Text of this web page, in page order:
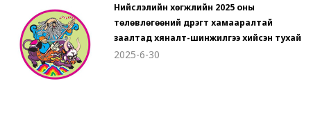
Нийслэлийн хөгжлийн 2025 оны
төлөвлөгөөний дүүрэгт хамааралтай
заалтад хяналт-шинжилгээ хийсэн тухай
2025-6-30